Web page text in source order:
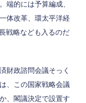
端的には予算編成、
体改革、環太平洋経
戦略なども入るのだ
財政諮問会議そっく
、この国家戦略会議
、閣議決定で設置す